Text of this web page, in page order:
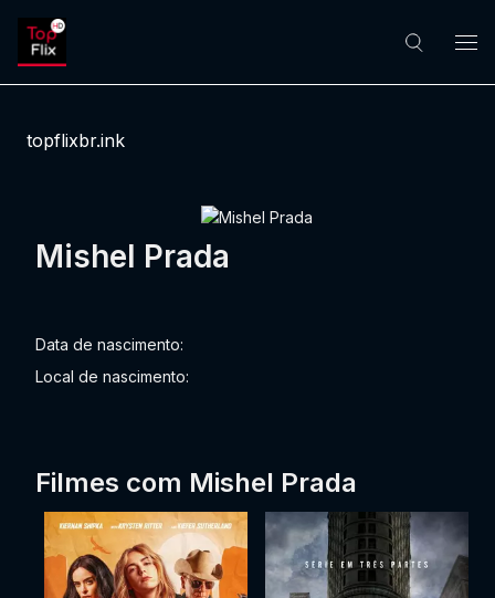
topflixbr.ink
Mishel Prada
Data de nascimento:
Local de nascimento:
Filmes com Mishel Prada